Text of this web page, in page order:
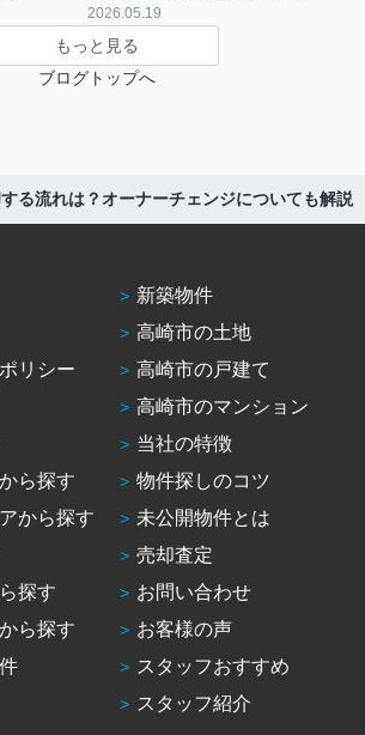
2026.05.19
もっと見る
ブログトップへ
る流れは？オーナーチェンジについても解説
リシー
ら探す
から探す
探す
ら探す
新築物件
高崎市の土地
高崎市の戸建て
高崎市のマンション
当社の特徴
物件探しのコツ
未公開物件とは
売却査定
お問い合わせ
お客様の声
スタッフおすすめ
スタッフ紹介